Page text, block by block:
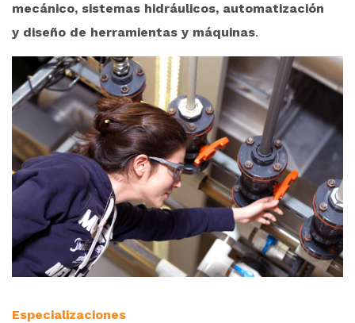
mecánico, sistemas hidráulicos, automatización
y diseño de herramientas y máquinas.
Especializaciones